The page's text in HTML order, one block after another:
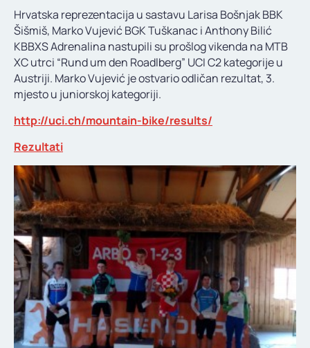
KONTAKT
Hrvatska reprezentacija u sastavu Larisa Bošnjak BBK
Šišmiš, Marko Vujević BGK Tuškanac i Anthony Bilić
KBBXS Adrenalina nastupili su prošlog vikenda na MTB
XC utrci “Rund um den Roadlberg” UCI C2 kategorije u
Austriji. Marko Vujević je ostvario odličan rezultat, 3.
mjesto u juniorskoj kategoriji.
http://uci.ch/mountain-bike/results/
Rezultati